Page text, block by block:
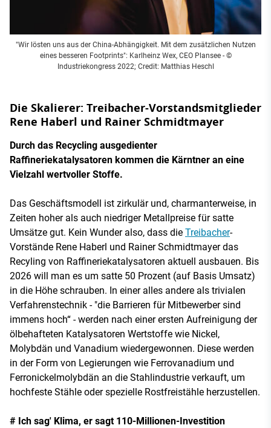
"Wir lösten uns aus der China-Abhängigkeit. Mit dem zusätzlichen Nutzen
eines besseren Footprints": Karlheinz Wex, CEO Plansee - ©
Industriekongress 2022; Credit: Matthias Heschl
Die Skalierer: Treibacher-Vorstandsmitglieder
Rene Haberl und Rainer Schmidtmayer
Durch das Recycling ausgedienter
Raffineriekatalysatoren kommen die Kärntner an eine
Vielzahl wertvoller Stoffe.
Das Geschäftsmodell ist zirkulär und, charmanterweise, in
Zeiten hoher als auch niedriger Metallpreise für satte
Umsätze gut. Kein Wunder also, dass die Treibacher-
Vorstände Rene Haberl und Rainer Schmidtmayer das
Recyling von Raffineriekatalysatoren aktuell ausbauen. Bis
2026 will man es um satte 50 Prozent (auf Basis Umsatz)
in die Höhe schrauben. In einer alles andere als trivialen
Verfahrenstechnik - "die Barrieren für Mitbewerber sind
immens hoch“ - werden nach einer ersten Aufreinigung der
ölbehafteten Katalysatoren Wertstoffe wie Nickel,
Molybdän und Vanadium wiedergewonnen. Diese werden
in der Form von Legierungen wie Ferrovanadium und
Ferronickelmolybdän an die Stahlindustrie verkauft, um
hochfeste Stähle oder spezielle Rostfreistähle herzustellen.
# Ich sag' Klima, er sagt 110-Millionen-Investition